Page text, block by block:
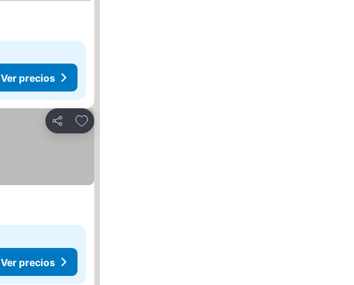
Ver precios
Compartir
Agregar a favoritos
Ver precios